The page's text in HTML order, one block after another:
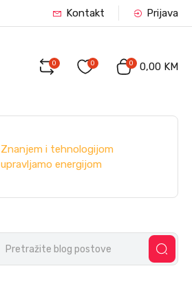
Kontakt Prijava
0 0 0 0,00 KM
Znanjem i tehnologijom
upravljamo energijom